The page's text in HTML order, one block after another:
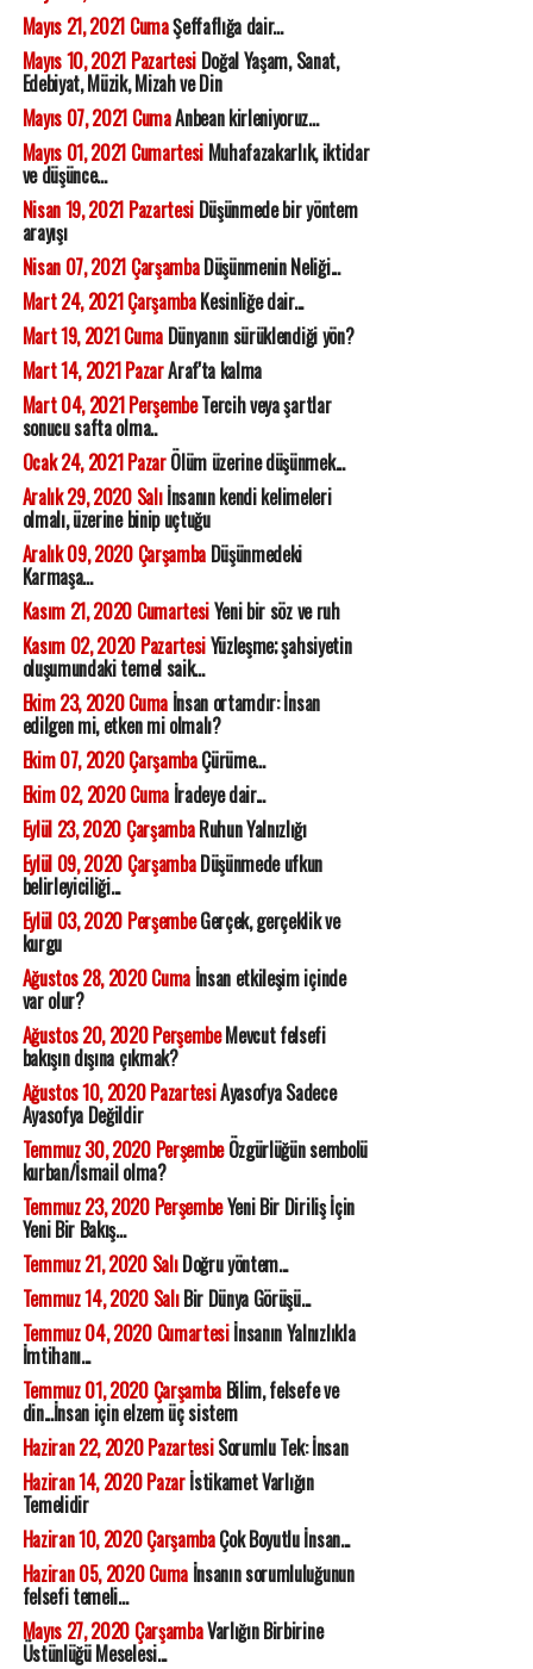
Mayıs 21, 2021 CumaŞeffaflığa dair...
Mayıs 10, 2021 PazartesiDoğal Yaşam, Sanat,
Edebiyat, Müzik, Mizah ve Din
Mayıs 07, 2021 CumaAnbean kirleniyoruz...
Mayıs 01, 2021 CumartesiMuhafazakarlık, iktidar
ve düşünce...
Nisan 19, 2021 PazartesiDüşünmede bir yöntem
arayışı
Nisan 07, 2021 ÇarşambaDüşünmenin Neliği...
Mart 24, 2021 ÇarşambaKesinliğe dair...
Mart 19, 2021 CumaDünyanın sürüklendiği yön?
Mart 14, 2021 PazarAraf'ta kalma
Mart 04, 2021 PerşembeTercih veya şartlar
sonucu safta olma..
Ocak 24, 2021 PazarÖlüm üzerine düşünmek...
Aralık 29, 2020 Salıİnsanın kendi kelimeleri
olmalı, üzerine binip uçtuğu
Aralık 09, 2020 ÇarşambaDüşünmedeki
Karmaşa...
Kasım 21, 2020 CumartesiYeni bir söz ve ruh
Kasım 02, 2020 PazartesiYüzleşme; şahsiyetin
oluşumundaki temel saik...
Ekim 23, 2020 Cumaİnsan ortamdır: İnsan
edilgen mi, etken mi olmalı?
Ekim 07, 2020 ÇarşambaÇürüme...
Ekim 02, 2020 Cumaİradeye dair...
Eylül 23, 2020 ÇarşambaRuhun Yalnızlığı
Eylül 09, 2020 ÇarşambaDüşünmede ufkun
belirleyiciliği...
Eylül 03, 2020 PerşembeGerçek, gerçeklik ve
kurgu
Ağustos 28, 2020 Cumaİnsan etkileşim içinde
var olur?
Ağustos 20, 2020 PerşembeMevcut felsefi
bakışın dışına çıkmak?
Ağustos 10, 2020 PazartesiAyasofya Sadece
Ayasofya Değildir
Temmuz 30, 2020 PerşembeÖzgürlüğün sembolü
kurban/İsmail olma?
Temmuz 23, 2020 PerşembeYeni Bir Diriliş İçin
Yeni Bir Bakış...
Temmuz 21, 2020 SalıDoğru yöntem...
Temmuz 14, 2020 SalıBir Dünya Görüşü...
Temmuz 04, 2020 Cumartesiİnsanın Yalnızlıkla
İmtihanı...
Temmuz 01, 2020 ÇarşambaBilim, felsefe ve
din...İnsan için elzem üç sistem
Haziran 22, 2020 PazartesiSorumlu Tek: İnsan
Haziran 14, 2020 Pazarİstikamet Varlığın
Temelidir
Haziran 10, 2020 ÇarşambaÇok Boyutlu İnsan...
Haziran 05, 2020 Cumaİnsanın sorumluluğunun
felsefi temeli...
Mayıs 27, 2020 ÇarşambaVarlığın Birbirine
Üstünlüğü Meselesi...